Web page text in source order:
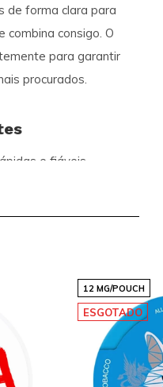
de forma clara para
combina consigo. O
para garantir
procurados.
e fiáveis
e prestável
de stock atual,
acessibilidade, para
Com entregas
12 MG/POUCH
ESGOTADO